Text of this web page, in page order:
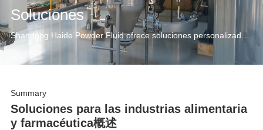
Soluciones
Shandong Haide Powder Fluid ofrece soluciones personalizadas de transporte neumático para industrias química, plásticos, caucho, nuevas energías, nuevos materiales, medioambiente, alimentación y farmacia, adaptadas a las propiedades de cada material y condiciones de operación.
Summary
Soluciones para las industrias alimentaria
y farmacéutica概述